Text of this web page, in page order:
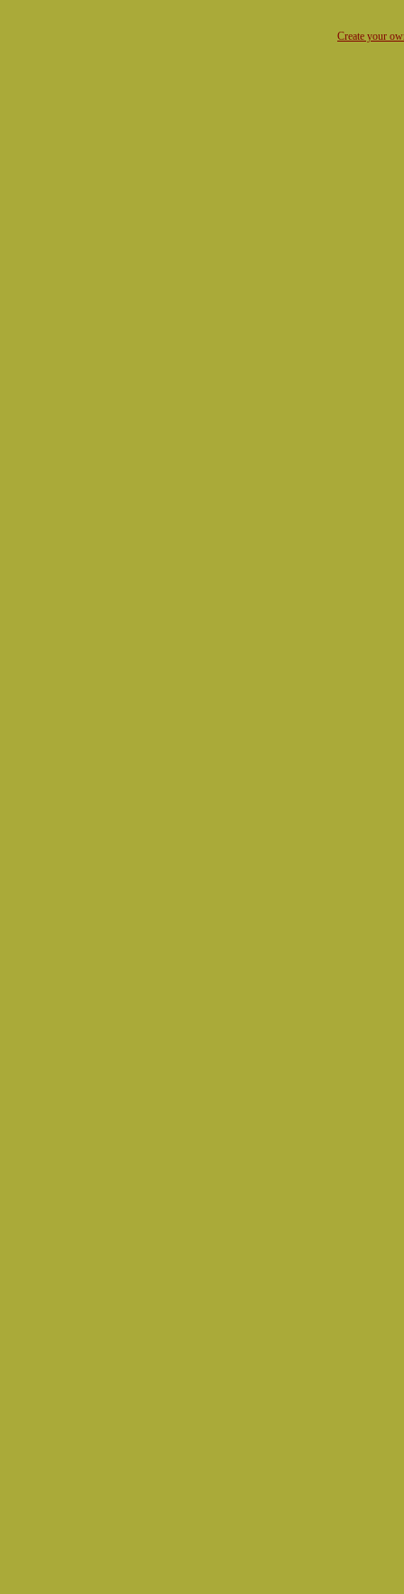
Create your